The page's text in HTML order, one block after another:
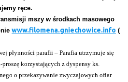
ręce.
mszy w środkach masowego
www.filomena.gniechowice.info (
płynności parafii – Parafia utrzymuje się
korzystających z dyspensy ks.
o przekazywanie zwyczajowych ofiar